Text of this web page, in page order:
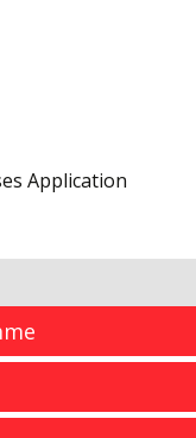
Application